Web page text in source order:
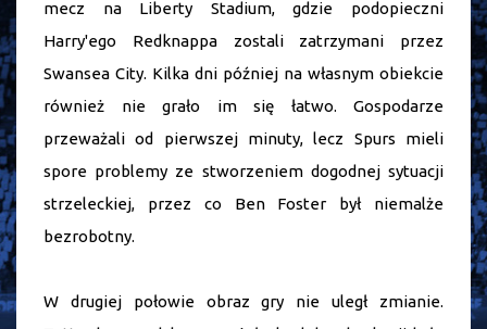
mecz na Liberty Stadium, gdzie podopieczni
Harry'ego Redknappa zostali zatrzymani przez
Swansea City. Kilka dni później na własnym obiekcie
również nie grało im się łatwo. Gospodarze
przeważali od pierwszej minuty, lecz Spurs mieli
spore problemy ze stworzeniem dogodnej sytuacji
strzeleckiej, przez co Ben Foster był niemalże
bezrobotny.
W drugiej połowie obraz gry nie uległ zmianie.